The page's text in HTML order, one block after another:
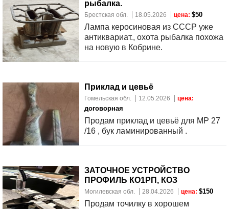
рыбалка.
Брестская обл. 18.05.2026 цена: $50
Лампа керосиновая из СССР уже
антиквариат., охота рыбалка похожа
на новую в Кобрине.
Приклад и цевьё
Гомельская обл. 12.05.2026 цена:
договорная
Продам приклад и цевьё для МР 27
/16 , бук ламинированный .
ЗАТОЧНОЕ УСТРОЙСТВО
ПРОФИЛЬ КО1РП, КОЗ
Могилевская обл. 28.04.2026 цена: $150
Продам точилку в хорошем